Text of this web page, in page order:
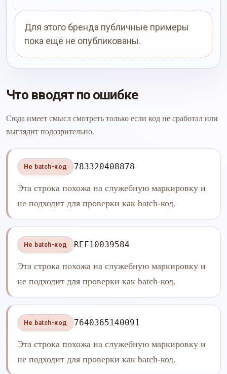
Для этого бренда публичные примеры
пока ещё не опубликованы.
Что вводят по ошибке
Сюда имеет смысл смотреть только если код не сработал или
выглядит подозрительно.
Не batch-код 783320408878
Эта строка похожа на служебную маркировку и
не подходит для проверки как batch-код.
Не batch-код REF10039584
Эта строка похожа на служебную маркировку и
не подходит для проверки как batch-код.
Не batch-код 7640365140091
Эта строка похожа на служебную маркировку и
не подходит для проверки как batch-код.